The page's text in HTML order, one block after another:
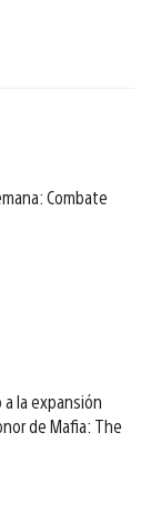
Combate
la expansión
de Mafia: The